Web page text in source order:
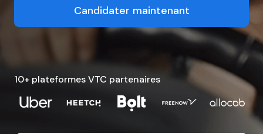
Candidater maintenant
10+ plateformes VTC partenaires